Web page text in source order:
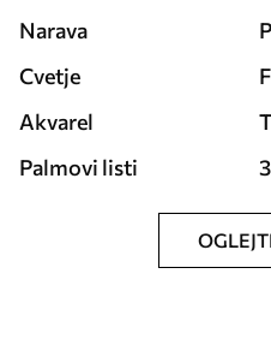
Narava
Cvetje
Akvarel
Palmovi listi